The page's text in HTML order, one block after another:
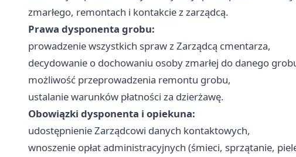
zmarłego, remontach i kontakcie z zarządcą.
Prawa dysponenta grobu:
prowadzenie wszystkich spraw z Zarządcą cmentarza,
decydowanie o dochowaniu osoby zmarłej do danego
możliwość przeprowadzenia remontu grobu,
ustalanie warunków płatności za dzierżawę.
Obowiązki dysponenta i opiekuna:
udostępnienie Zarządcowi danych kontaktowych,
wnoszenie opłat administracyjnych (śmieci, sprzątanie,